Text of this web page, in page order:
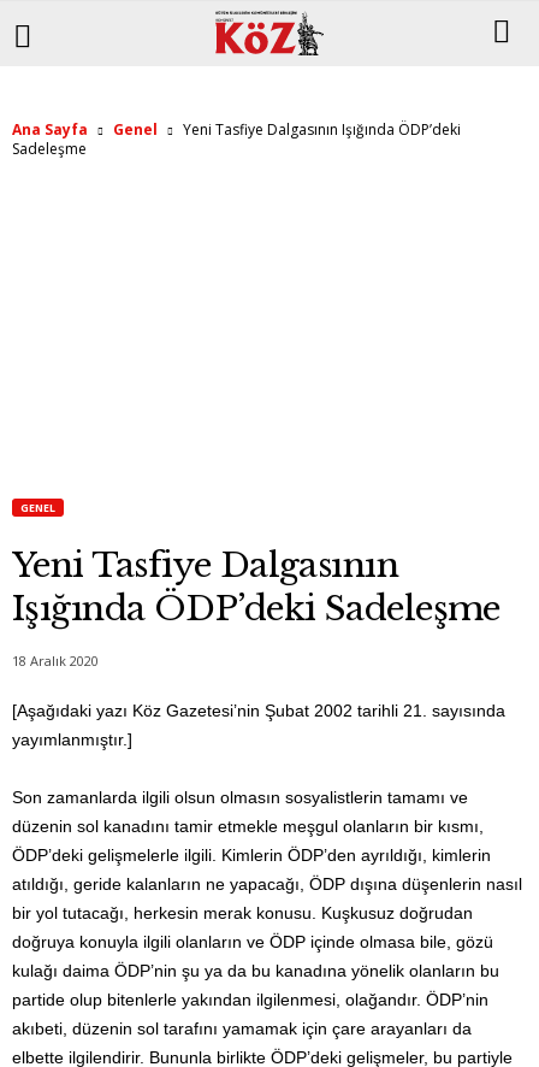
Ana Sayfa Genel
Yeni Tasfiye Dalgasının Işığında ÖDP’deki
Sadeleşme
GENEL
Yeni Tasfiye Dalgasının
Işığında ÖDP’deki Sadeleşme
18 Aralık 2020
[Aşağıdaki yazı Köz Gazetesi’nin Şubat 2002 tarihli 21. sayısında
yayımlanmıştır.]
Son zamanlarda ilgili olsun olmasın sosyalistlerin tamamı ve
düzenin sol kanadını tamir etmekle meşgul olanların bir kısmı,
ÖDP’deki gelişmelerle ilgili. Kimlerin ÖDP’den ayrıldığı, kimlerin
atıldığı, geride kalanların ne yapacağı, ÖDP dışına düşenlerin nasıl
bir yol tutacağı, herkesin merak konusu. Kuşkusuz doğrudan
doğruya konuyla ilgili olanların ve ÖDP içinde olmasa bile, gözü
kulağı daima ÖDP’nin şu ya da bu kanadına yönelik olanların bu
partide olup bitenlerle yakından ilgilenmesi, olağandır. ÖDP’nin
akıbeti, düzenin sol tarafını yamamak için çare arayanları da
elbette ilgilendirir. Bununla birlikte ÖDP’deki gelişmeler, bu partiyle